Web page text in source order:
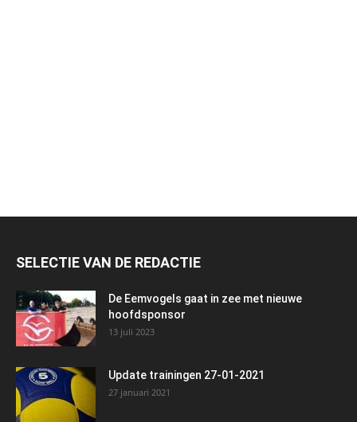
SELECTIE VAN DE REDACTIE
De Eemvogels gaat in zee met nieuwe
hoofdsponsor
13 juli 2023
Update trainingen 27-01-2021
27 januari 2021